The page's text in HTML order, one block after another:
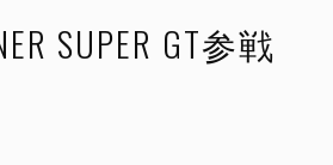
SUPER GT参戦